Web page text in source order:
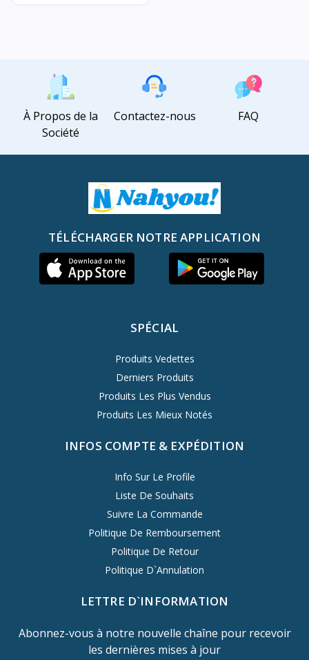
À Propos de la
Société
Contactez-nous FAQ
TÉLÉCHARGER NOTRE APPLICATION
SPÉCIAL
Produits Vedettes
Derniers Produits
Produits Les Plus Vendus
Produits Les Mieux Notés
INFOS COMPTE & EXPÉDITION
Info Sur Le Profile
Liste De Souhaits
Suivre La Commande
Politique De Remboursement
Politique De Retour
Politique D`Annulation
LETTRE D`INFORMATION
Abonnez-vous à notre nouvelle chaîne pour recevoir
les dernières mises à jour